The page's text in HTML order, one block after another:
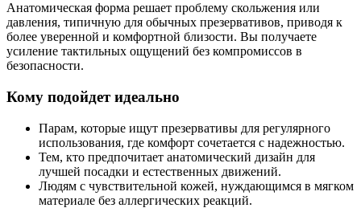
Анатомическая форма решает проблему скольжения или
давления, типичную для обычных презервативов, приводя к
более уверенной и комфортной близости. Вы получаете
усиление тактильных ощущений без компромиссов в
безопасности.
Кому подойдет идеально
Парам, которые ищут презервативы для регулярного
использования, где комфорт сочетается с надежностью.
Тем, кто предпочитает анатомический дизайн для
лучшей посадки и естественных движений.
Людям с чувствительной кожей, нуждающимся в мягком
материале без аллергических реакций.